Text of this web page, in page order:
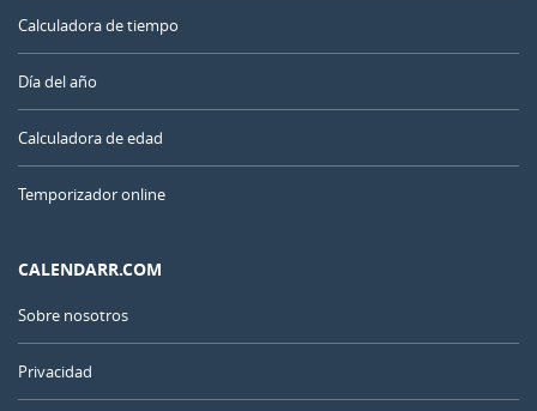
Calculadora de tiempo
Día del año
Calculadora de edad
Temporizador online
CALENDARR.COM
Sobre nosotros
Privacidad